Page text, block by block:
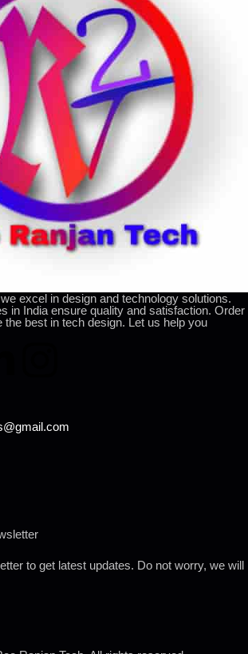
excel in design and technology solutions.
in India ensure quality and satisfaction. Order
the best in tech design. Let us help you
to get latest updates. Do not worry, we will